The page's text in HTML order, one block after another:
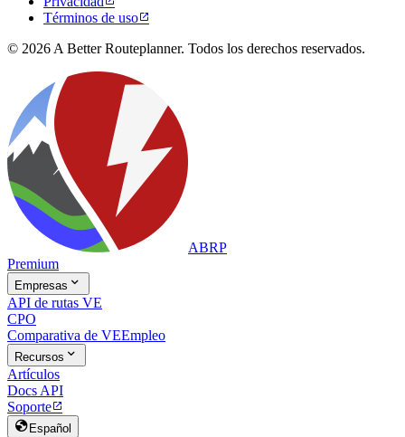
Términos de uso
© 2026 A Better Routeplanner. Todos los derechos reservados.
ABRP
Premium
Empresas 
API de rutas VE
CPO
Comparativa de VEEmpleo
Recursos 
Artículos
Docs API
Soporte
 Español